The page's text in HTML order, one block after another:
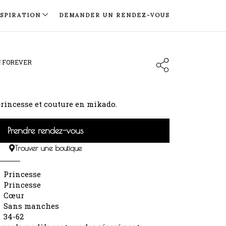
DEMANDER UN RENDEZ-VOUS
FOREVER
et couture en mikado.
Prendre rendez-vous
Trouver une boutique
Princesse
Princesse
Cœur
Sans manches
34-62